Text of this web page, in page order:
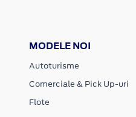
MODELE NOI
Autoturisme
Comerciale & Pick Up-uri
Flote